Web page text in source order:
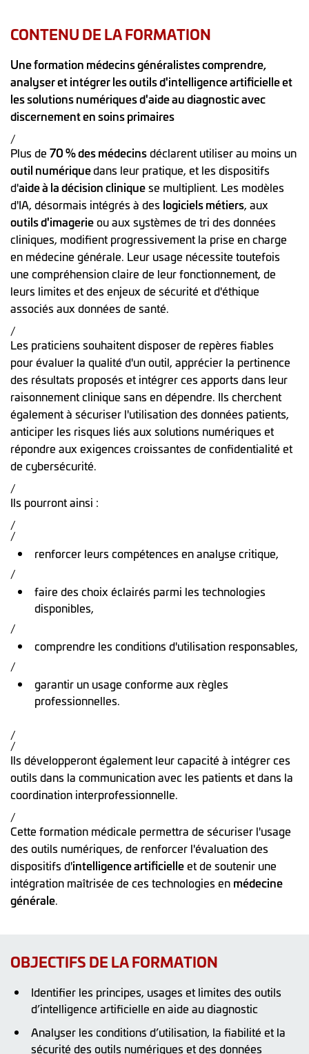
CONTENU DE LA FORMATION
Une formation médecins généralistes comprendre,
analyser et intégrer les outils d'intelligence artificielle et
les solutions numériques d'aide au diagnostic avec
discernement en soins primaires
/
Plus de 70 % des médecinsdéclarent utiliser au moins un
outil numériquedans leur pratique, et les dispositifs
d'aide à la décision cliniquese multiplient. Les modèles
d'IA, désormais intégrés à des logiciels métiers, aux
outils d'imagerieou aux systèmes de tri des données
cliniques, modifient progressivement la prise en charge
en médecine générale. Leur usage nécessite toutefois
une compréhension claire de leur fonctionnement, de
leurs limites et des enjeux de sécurité et d'éthique
associés aux données de santé.
/
Les praticiens souhaitent disposer de repères fiables
pour évaluer la qualité d'un outil, apprécier la pertinence
des résultats proposés et intégrer ces apports dans leur
raisonnement clinique sans en dépendre. Ils cherchent
également à sécuriser l'utilisation des données patients,
anticiper les risques liés aux solutions numériques et
répondre aux exigences croissantes de confidentialité et
de cybersécurité.
/
Ils pourront ainsi :
/
/
renforcer leurs compétences en analyse critique,
/
faire des choix éclairés parmi les technologies
disponibles,
/
comprendre les conditions d'utilisation responsables,
/
garantir un usage conforme aux règles
professionnelles.
/
/
Ils développeront également leur capacité à intégrer ces
outils dans la communication avec les patients et dans la
coordination interprofessionnelle.
/
Cette formation médicale permettra de sécuriser l'usage
des outils numériques, de renforcer l'évaluation des
dispositifs d'intelligence artificielleet de soutenir une
intégration maîtrisée de ces technologies en médecine
générale.
OBJECTIFS DE LA FORMATION
Identifier les principes, usages et limites des outils
d’intelligence artificielle en aide au diagnostic
Analyser les conditions d’utilisation, la fiabilité et la
sécurité des outils numériques et des données